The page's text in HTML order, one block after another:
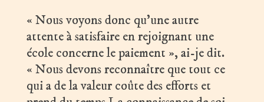
« Nous voyons donc qu’une autre
attente à satisfaire en rejoignant une
école concerne le paiement », ai-je dit.
« Nous devons reconnaître que tout ce
qui a de la valeur coûte des efforts et